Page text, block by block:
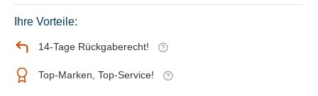
Ihre Vorteile:
14-Tage Rückgaberecht!
Top-Marken, Top-Service!